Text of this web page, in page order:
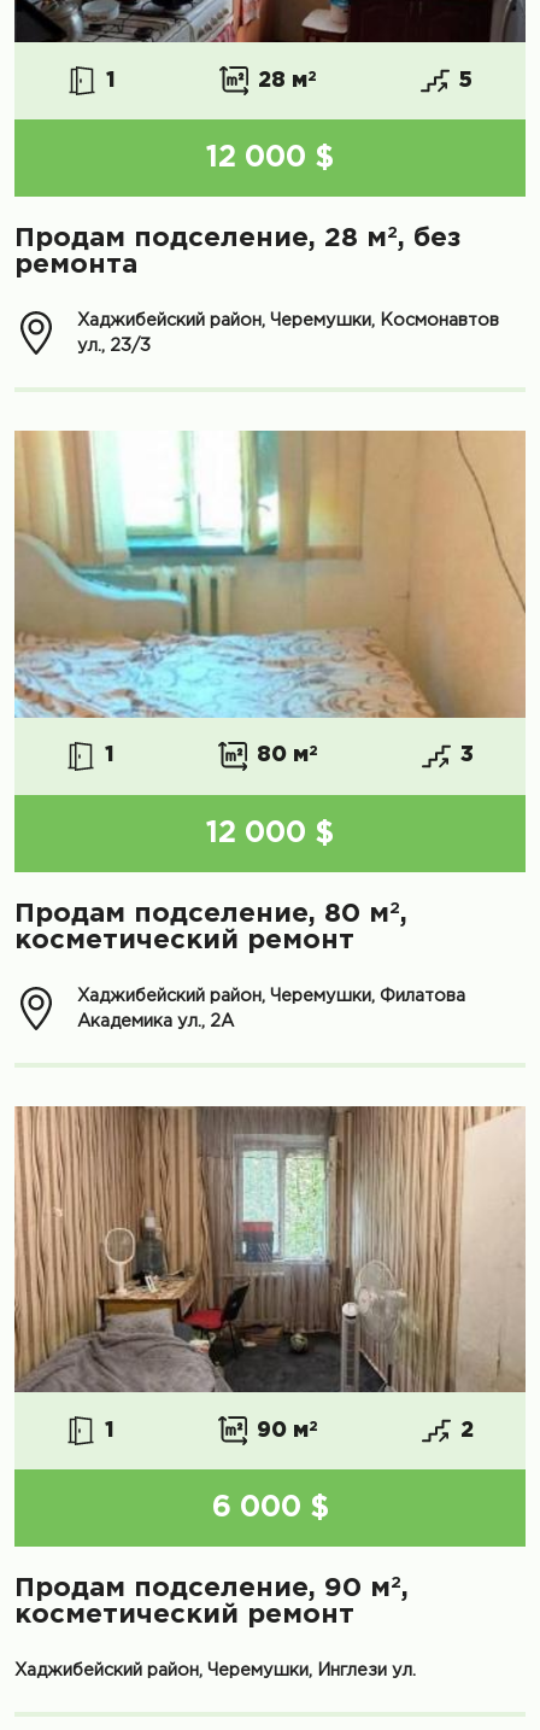
1 28 м2 5
12 000 $
Продам подселение, 28 м2, без
ремонта
Хаджибейский район, Черемушки, Космонавтов
ул., 23/3
1 80 м2 3
12 000 $
Продам подселение, 80 м2,
косметический ремонт
Хаджибейский район, Черемушки, Филатова
Академика ул., 2А
1 90 м2 2
6 000 $
Продам подселение, 90 м2,
косметический ремонт
Хаджибейский район, Черемушки, Инглези ул.